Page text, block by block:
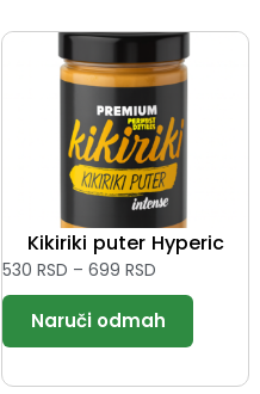
Kikiriki puter Hyperic
530 RSD – 699 RSD